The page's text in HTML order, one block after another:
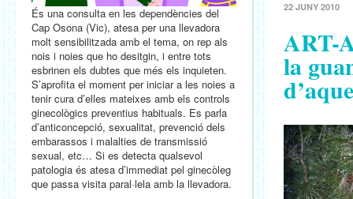
És una consulta en les dependències del
Cap Osona (Vic), atesa per una llevadora
molt sensibilitzada amb el tema, on rep als
nois i noies que ho desitgin, i entre tots
esbrinen els dubtes que més els inquieten.
S’aprofita el moment per iniciar a les noies a
tenir cura d’elles mateixes amb els controls
ginecològics preventius habituals. Es parla
d’anticoncepció, sexualitat, prevenció dels
embarassos i malalties de transmissió
sexual, etc… Si es detecta qualsevol
patologia és atesa d’immediat pel ginecòleg
que passa visita paral·lela amb la llevadora.
22 JUNY 2010
ART-
la